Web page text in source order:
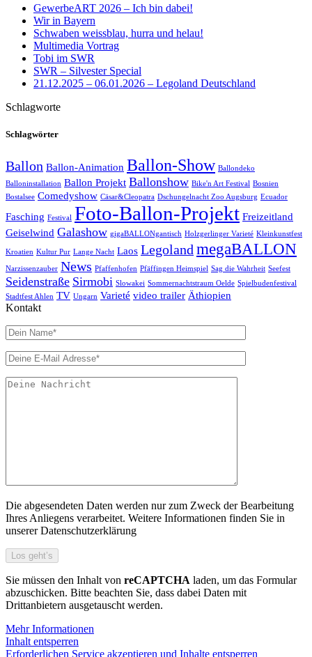
GewerbeART 2026 – Ich bin dabei!
Wir in Bayern
Schwaben weissblau, hurra und helau!
Multimedia Vortrag
Tobi im SWR
SWR – Silvester Special
21.12.2025 – 06.01.2026 – Legoland Deutschland
Schlagworte
Schlagwörter
Ballon Ballon-Animation Ballon-Show Ballondeko
Balloninstallation Ballon Projekt Ballonshow Bike'n Art Festival Bosnien
Bostalsee Comedyshow Cäsar&Cleopatra Dschungelnacht Zoo Augsburg Ecuador
Fasching Festival Foto-Ballon-Projekt Freizeitland
Geiselwind Galashow gigaBALLONgantisch Holzgerlinger Varieté Kleinkunstfest
Kroatien Kultur Pur Lange Nacht Laos Legoland megaBALLON
Narzissenzauber News Pfaffenhofen Pfäffingen Heimspiel Sag die Wahrheit Seefest
Seidenstraße Sirmobi Slowakei Sommernachtstraum Oelde Spielbudenfestival
Stadtfest Ahlen TV Ungarn Varieté video trailer Äthiopien
Kontakt
Die abgesendeten Daten werden nur zum Zweck der Bearbeitung
Ihres Anliegens verarbeitet. Weitere Informationen finden Sie in
unserer Datenschutzerklärung
Sie müssen den Inhalt von reCAPTCHA laden, um das Formular
abzuschicken. Bitte beachten Sie, dass dabei Daten mit
Drittanbietern ausgetauscht werden.
Mehr Informationen
Inhalt entsperren
Erforderlichen Service akzeptieren und Inhalte entsperren